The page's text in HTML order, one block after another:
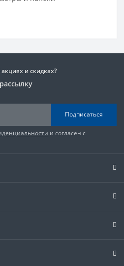
и скидках?
Подписаться
и согласен с